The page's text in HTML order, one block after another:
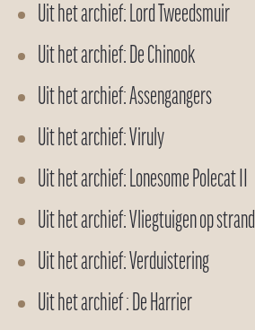
Uit het archief: Lord Tweedsmuir
Uit het archief: De Chinook
Uit het archief: Assengangers
Uit het archief: Viruly
Uit het archief: Lonesome Polecat II
Uit het archief: Vliegtuigen op strand
Uit het archief: Verduistering
Uit het archief : De Harrier